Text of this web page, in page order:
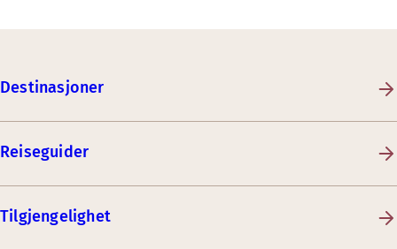
Destinasjoner
Reiseguider
Tilgjengelighet